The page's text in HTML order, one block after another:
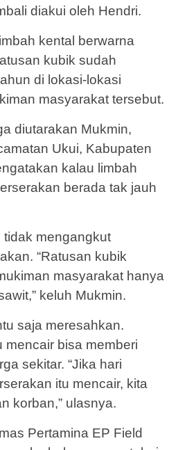
diakui oleh Hendri.
kental berwarna
kubik sudah
di lokasi-lokasi
masyarakat tersebut.
diutarakan Mukmin,
Ukui, Kabupaten
kalau limbah
berada tak jauh
tidak mengangkut
“Ratusan kubik
masyarakat hanya
keluh Mukmin.
saja meresahkan.
mencair bisa memberi
sekitar. “Jika hari
itu mencair, kita
korban,” ulasnya.
Pertamina EP Field